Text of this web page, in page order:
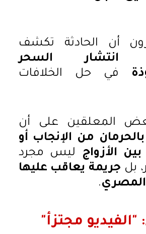
أن الحادثة تكشف
انتشار السحر
في حل الخلافات
المعلقين على أن
بالحرمان من الإنجاب أو
الأزواج ليس مجرد
بل جريمة يعاقب عليها
المصري.
"الفيديو مجتزأ"